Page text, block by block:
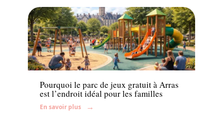
Famille
Pourquoi le parc de jeux gratuit à Arras
est l’endroit idéal pour les familles
En savoir plus